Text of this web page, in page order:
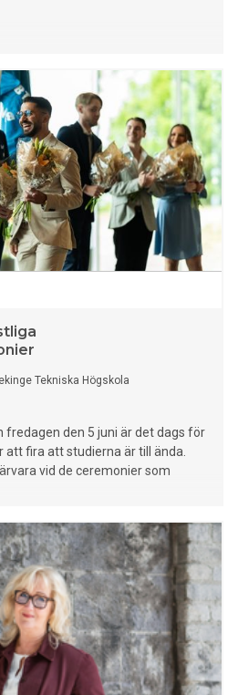
Tekniska Högskola
fredagen den 5 juni är det dags för
att fira att studierna är till ända.
vid de ceremonier som